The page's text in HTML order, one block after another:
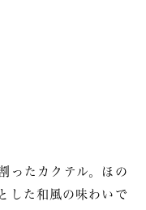
ったカクテル。ほの
した和風の味わいで